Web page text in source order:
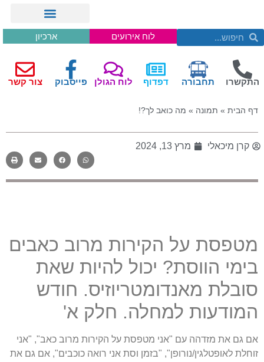
לוח אירועים ארכיון
התקשרו תחבורה דפדוף לוח הגולן פייסבוק צור קשר
דף הבית » תמונה » מה כואב לך?!
קרן מיכאלי מרץ 13, 2024
מטפסת על הקירות מרוב כאבים
בימי הווסת? יכול להיות שאת
סובלת מאנדומטריוזיס. חודש
המודעות למחלה. חלק א'
אם גם את מזדהה עם "אני מטפסת על הקירות מרוב כאב", "אני
זוחלת לאופטלגין/נורופן", "בזמן וסת אני רואה כוכבים", אם גם את